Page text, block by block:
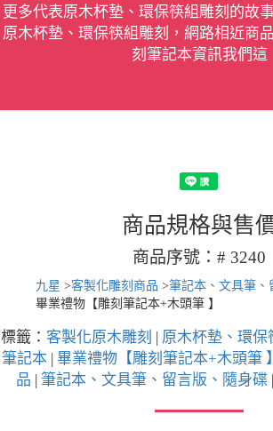
更多代表原木杯墊、環保筷組雕刻的故
原木杯墊、環保筷組雕刻，網路相近商
刻筆記本資訊我們這
商品規格與售
商品序號：# 3240
九星 >客製化雕刻商品 >筆記本、文具筆、
畢業禮物【雕刻筆記本+木頭筆 】
標籤： 客製化原木雕刻 | 原木杯墊、環保
筆記本 | 畢業禮物【雕刻筆記本+木頭筆 】
品 | 筆記本、文具筆、留言版、隨身碟|